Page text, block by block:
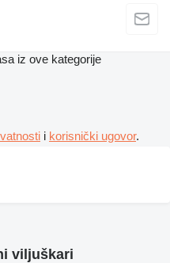
iz ove kategorije
i korisnički ugovor.
viljuškari